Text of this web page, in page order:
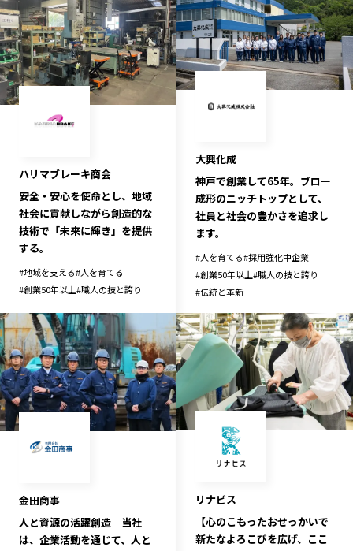
ハリマブレーキ商会
安全・安心を使命とし、地域
社会に貢献しながら創造的な
技術で「未来に輝き」を提供
する。
#地域を支える#人を育てる
#創業50年以上#職人の技と誇り
大興化成
神戸で創業して65年。ブロー
成形のニッチトップとして、
社員と社会の豊かさを追求し
ます。
#人を育てる#採用強化中企業
#創業50年以上#職人の技と誇り
#伝統と革新
金田商事
人と資源の活躍創造 当社
は、企業活動を通じて、人と
リナビス
【心のこもったおせっかいで
新たなよろこびを広げ、ここ